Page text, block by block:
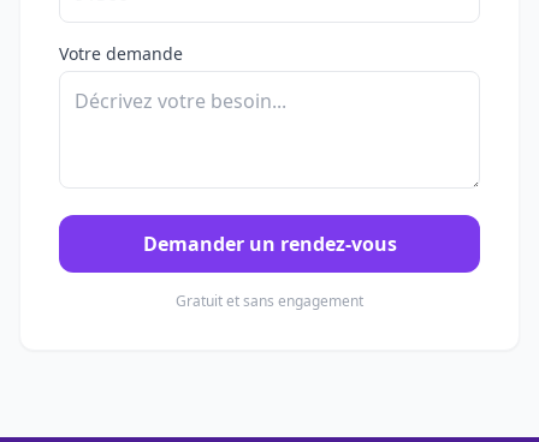
Votre demande
Demander un rendez-vous
Gratuit et sans engagement